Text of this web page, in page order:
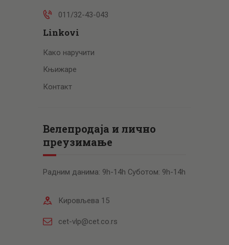
011/32-43-043
Linkovi
Како наручити
Књижаре
Контакт
Велепродаја и лично
преузимање
Радним данима: 9h-14h Суботом: 9h-14h
Кировљева 15
cet-vlp@cet.co.rs